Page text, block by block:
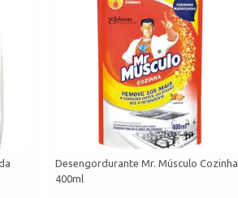
Desengordurante Mr. Músculo Cozinha
400ml